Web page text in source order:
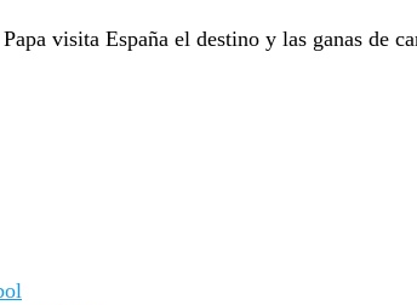
visita España el destino y las ganas de